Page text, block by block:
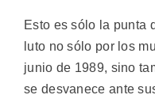
Esto es sólo la punta
luto no sólo por los
junio de 1989, sino
se desvanece ante